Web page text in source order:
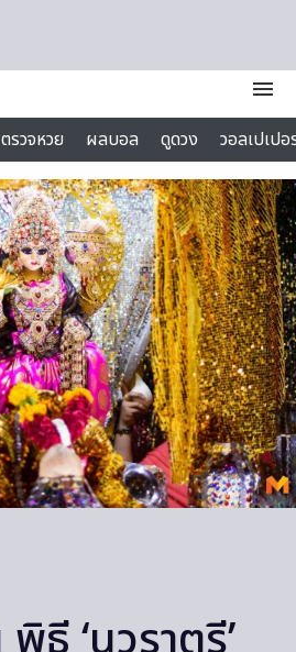
menu
ตรวจหวย ผลบอล ดูดวง
วอลเปเป